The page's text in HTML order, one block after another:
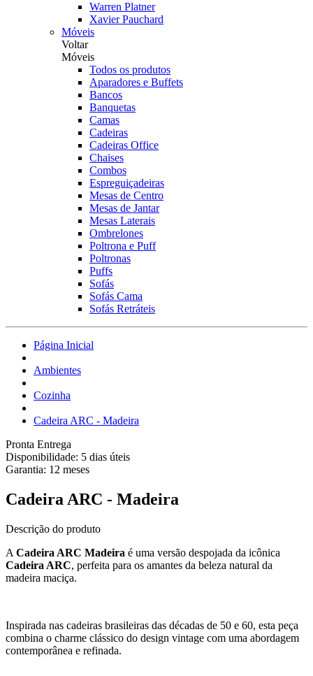
Warren Platner
Xavier Pauchard
Móveis
Voltar
Móveis
Todos os produtos
Aparadores e Buffets
Bancos
Banquetas
Camas
Cadeiras
Cadeiras Office
Chaises
Combos
Espreguiçadeiras
Mesas de Centro
Mesas de Jantar
Mesas Laterais
Ombrelones
Poltrona e Puff
Poltronas
Puffs
Sofás
Sofás Cama
Sofás Retráteis
Página Inicial
Ambientes
Cozinha
Cadeira ARC - Madeira
Pronta Entrega
Disponibilidade: 5 dias úteis
Garantia: 12 meses
Cadeira ARC - Madeira
Descrição do produto
A Cadeira ARC Madeira é uma versão despojada da icônica
Cadeira ARC, perfeita para os amantes da beleza natural da
madeira maciça.
Inspirada nas cadeiras brasileiras das décadas de 50 e 60, esta peça
combina o charme clássico do design vintage com uma abordagem
contemporânea e refinada.